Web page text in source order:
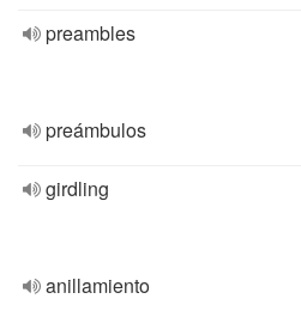
preambles
preámbulos
girdling
anillamiento